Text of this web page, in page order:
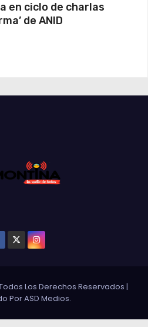
en ciclo de charlas
de ANID
Los Derechos Reservados |
PorASD Medios.